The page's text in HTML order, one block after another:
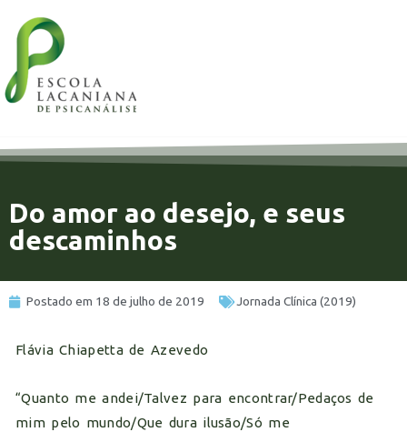
Do amor ao desejo, e seus
descaminhos
Postado em 18 de julho de 2019 Jornada Clínica (2019)
Flávia Chiapetta de Azevedo
“Quanto me andei/Talvez para encontrar/Pedaços de
mim pelo mundo/Que dura ilusão/Só me